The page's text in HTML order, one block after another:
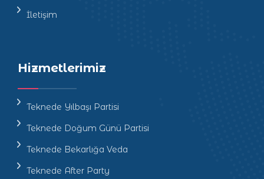
İletişim
Hizmetlerimiz
Teknede Yılbaşı Partisi
Teknede Doğum Günü Partisi
Teknede Bekarlığa Veda
Teknede After Party